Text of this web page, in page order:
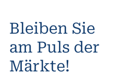
Bleiben Sie
am Puls der
Märkte!